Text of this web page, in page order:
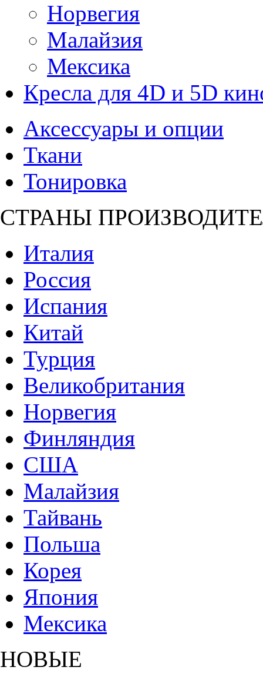
Норвегия
Малайзия
Мексика
Кресла для 4D и 5D
Аксессуары и опции
Ткани
Тонировка
СТРАНЫ
Италия
Россия
Испания
Китай
Турция
Великобритания
Норвегия
Финляндия
США
Малайзия
Тайвань
Польша
Корея
Япония
Мексика
НОВЫЕ